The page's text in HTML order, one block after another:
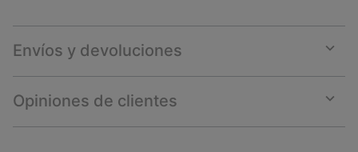
Envíos y devoluciones
or
Opiniones de clientes
or